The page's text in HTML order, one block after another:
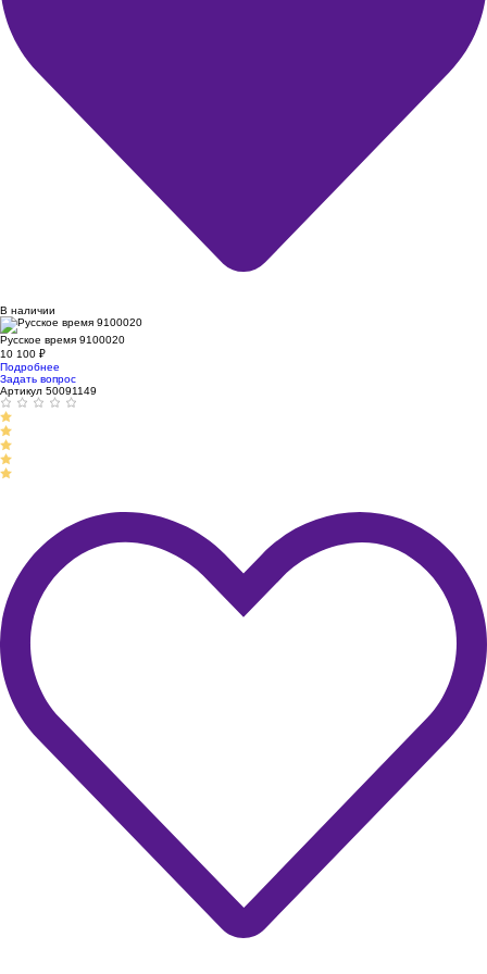
В наличии
Русское время 9100020
10 100 ₽
Подробнее
Задать вопрос
Артикул 50091149